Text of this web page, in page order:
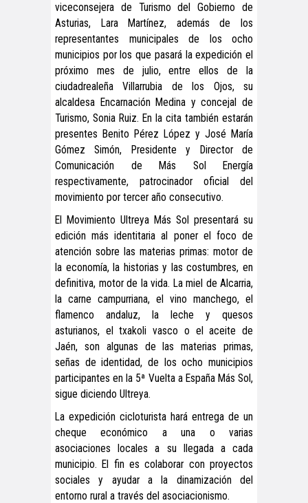
viceconsejera de Turismo del Gobierno de
Asturias, Lara Martínez, además de los
representantes municipales de los ocho
municipios por los que pasará la expedición el
próximo mes de julio, entre ellos de la
ciudadrealeña Villarrubia de los Ojos, su
alcaldesa Encarnación Medina y concejal de
Turismo, Sonia Ruiz. En la cita también estarán
presentes Benito Pérez López y José María
Gómez Simón, Presidente y Director de
Comunicación de Más Sol Energía
respectivamente, patrocinador oficial del
movimiento por tercer año consecutivo.
El Movimiento Ultreya Más Sol presentará su
edición más identitaria al poner el foco de
atención sobre las materias primas: motor de
la economía, la historias y las costumbres, en
definitiva, motor de la vida. La miel de Alcarria,
la carne campurriana, el vino manchego, el
flamenco andaluz, la leche y quesos
asturianos, el txakoli vasco o el aceite de
Jaén, son algunas de las materias primas,
señas de identidad, de los ocho municipios
participantes en la 5ª Vuelta a España Más Sol,
sigue diciendo Ultreya.
La expedición cicloturista hará entrega de un
cheque económico a una o varias
asociaciones locales a su llegada a cada
municipio. El fin es colaborar con proyectos
sociales y ayudar a la dinamización del
entorno rural a través del asociacionismo.